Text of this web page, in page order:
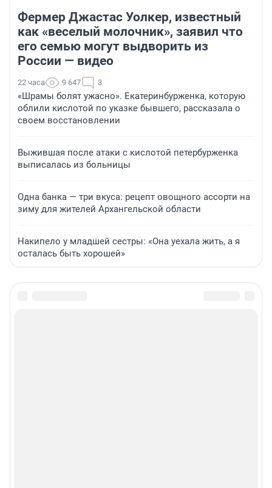
Фермер Джастас Уолкер, известный
как «веселый молочник», заявил что
его семью могут выдворить из
России — видео
22 часа 9 647 3
«Шрамы болят ужасно». Екатеринбурженка, которую
облили кислотой по указке бывшего, рассказала о
своем восстановлении
Выжившая после атаки с кислотой петербурженка
выписалась из больницы
Одна банка — три вкуса: рецепт овощного ассорти на
зиму для жителей Архангельской области
Накипело у младшей сестры: «Она уехала жить, а я
осталась быть хорошей»